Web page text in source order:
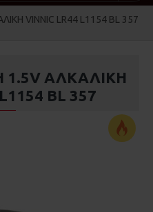
VINNIC LR44 L1154 BL 357
1.5V ΑΛΚΑΛΙΚΗ
BL 357